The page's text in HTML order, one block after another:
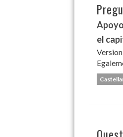
el